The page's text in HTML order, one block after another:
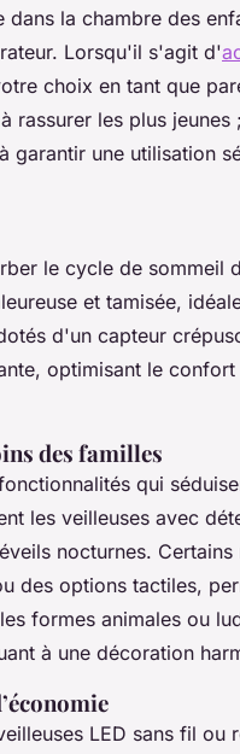
dans la chambre des
Lorsqu'il s'agit d'
choix en tant que
rassurer les plus
garantir une utilisation
le cycle de sommeil
et tamisée,
d'un capteur
optimisant le confort
des familles
qui
les veilleuses avec
nocturnes. Certains
des options tactiles,
formes animales ou
à une décoration
LED sans fil ou